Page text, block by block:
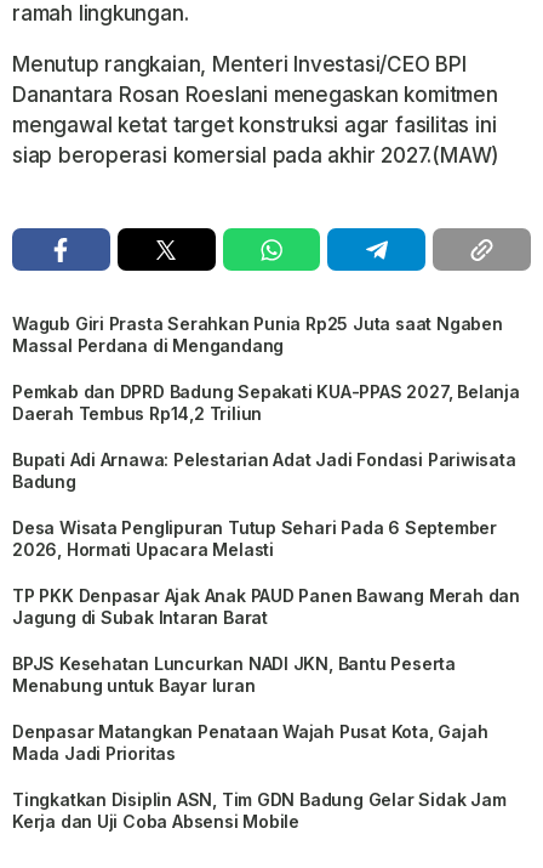
ramah lingkungan.
Menutup rangkaian, Menteri Investasi/CEO BPI
Danantara Rosan Roeslani menegaskan komitmen
mengawal ketat target konstruksi agar fasilitas ini
siap beroperasi komersial pada akhir 2027.(MAW)
Wagub Giri Prasta Serahkan Punia Rp25 Juta saat Ngaben
Massal Perdana di Mengandang
Pemkab dan DPRD Badung Sepakati KUA-PPAS 2027, Belanja
Daerah Tembus Rp14,2 Triliun
Bupati Adi Arnawa: Pelestarian Adat Jadi Fondasi Pariwisata
Badung
Desa Wisata Penglipuran Tutup Sehari Pada 6 September
2026, Hormati Upacara Melasti
TP PKK Denpasar Ajak Anak PAUD Panen Bawang Merah dan
Jagung di Subak Intaran Barat
BPJS Kesehatan Luncurkan NADI JKN, Bantu Peserta
Menabung untuk Bayar Iuran
Denpasar Matangkan Penataan Wajah Pusat Kota, Gajah
Mada Jadi Prioritas
Tingkatkan Disiplin ASN, Tim GDN Badung Gelar Sidak Jam
Kerja dan Uji Coba Absensi Mobile